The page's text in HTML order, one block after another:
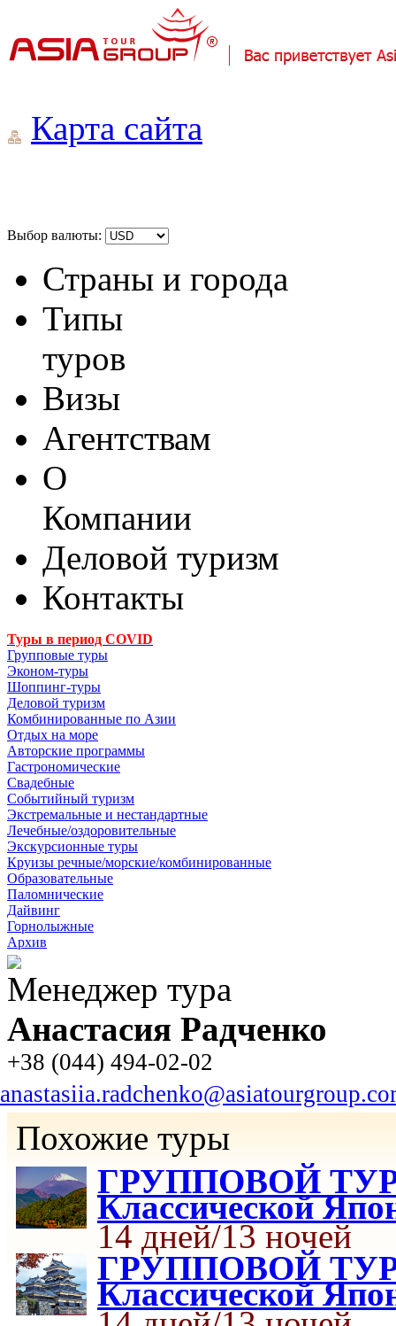
Карта сайта
Выбор валюты:
Страны и города
Типы
туров
Визы
Агентствам
О
Компании
Деловой туризм
Контакты
Туры в период COVID
Групповые туры
Эконом-туры
Шоппинг-туры
Деловой туризм
Комбинированные по Азии
Отдых на море
Авторские программы
Гастрономические
Свадебные
Событийный туризм
Экстремальные и нестандартные
Лечебные/оздоровительные
Экскурсионные туры
Круизы речные/морские/комбинированные
Образовательные
Паломнические
Дайвинг
Горнолыжные
Архив
Менеджер тура
Анастасия Радченко
+38 (044) 494-02-02
Похожие туры
ГРУППОВОЙ
Классической
14 дней/13 ночей
ГРУППОВОЙ
Классической